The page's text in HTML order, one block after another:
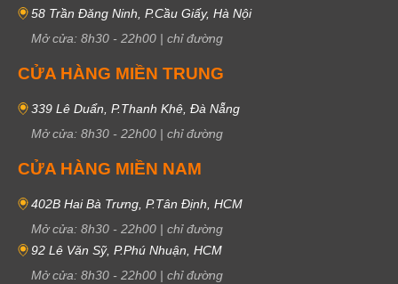
58 Trần Đăng Ninh, P.Cầu Giấy, Hà Nội
Mở cửa: 8h30 - 22h00 | chỉ đường
CỬA HÀNG MIỀN TRUNG
339 Lê Duẩn, P.Thanh Khê, Đà Nẵng
Mở cửa: 8h30 - 22h00 | chỉ đường
CỬA HÀNG MIỀN NAM
402B Hai Bà Trưng, P.Tân Định, HCM
Mở cửa: 8h30 - 22h00 | chỉ đường
92 Lê Văn Sỹ, P.Phú Nhuận, HCM
Mở cửa: 8h30 - 22h00 | chỉ đường